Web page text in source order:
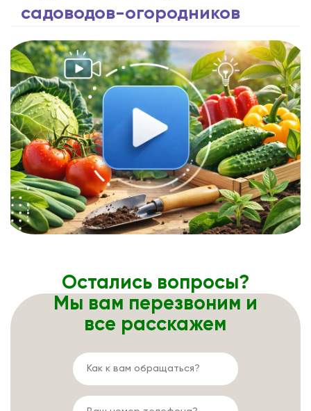
садоводов-огородников
Остались вопросы?
Мы вам перезвоним и
все расскажем